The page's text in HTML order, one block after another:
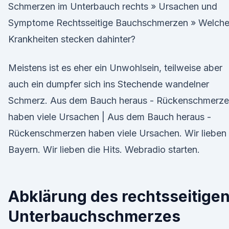
Schmerzen im Unterbauch rechts » Ursachen und
Symptome Rechtsseitige Bauchschmerzen » Welche
Krankheiten stecken dahinter?
Meistens ist es eher ein Unwohlsein, teilweise aber
auch ein dumpfer sich ins Stechende wandelner
Schmerz. Aus dem Bauch heraus -
haben viele Ursachen | Aus dem Bauch heraus -
Rückenschmerzen haben viele Ursachen. Wir lieben
Bayern. Wir lieben die Hits. Webradio starten.
Abklärung des rechtsseitigen
Unterbauchschmerzes